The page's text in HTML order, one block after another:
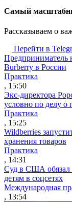
Cамый
Рассказываем о
Перейти в
Предприниматель
Burberry в России
Практика
, 15:50
Экс-директора
условно по делу
Практика
, 15:25
Wildberries
хранения товаров
Практика
, 14:31
Суд в США обязал
детям в соцсетях
Международная
, 13:54